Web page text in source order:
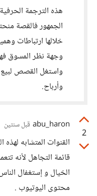
هذه الترجمة
الجمهور فالقصة
خلالها ارتباطات
وجهة نظر المسوق
واستغل القصص لبيع
وأرباح.
2
abu_haron قبل سنتين
القنوات المتشابه
قائمة التجاهل لأنه
الخيال و إستغفال
محتوى اليوتيوب .